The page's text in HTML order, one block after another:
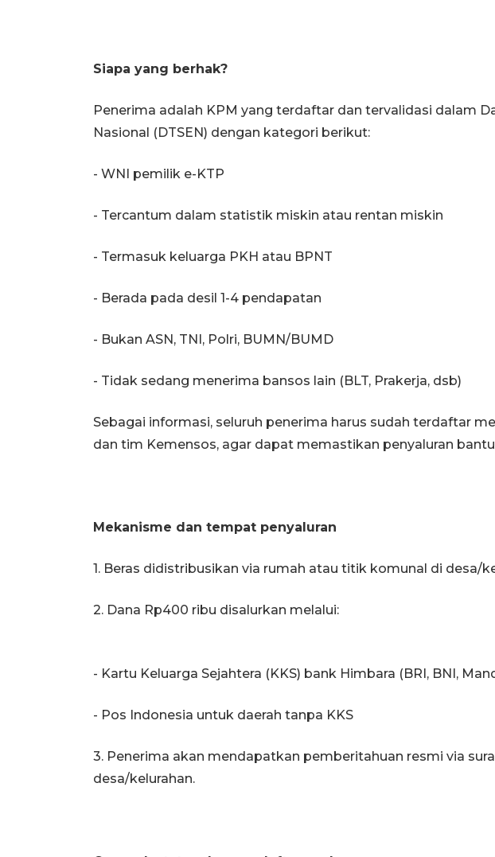
Siapa yang berhak?
Penerima adalah KPM yang terdaftar dan tervalidasi dalam
Nasional (DTSEN) dengan kategori berikut:
- WNI pemilik e-KTP
- Tercantum dalam statistik miskin atau rentan miskin
- Termasuk keluarga PKH atau BPNT
- Berada pada desil 1-4 pendapatan
- Bukan ASN, TNI, Polri, BUMN/BUMD
- Tidak sedang menerima bansos lain (BLT, Prakerja, dsb)
Sebagai informasi, seluruh penerima harus sudah terdaftar
dan tim Kemensos, agar dapat memastikan penyaluran
Mekanisme dan tempat penyaluran
1. Beras didistribusikan via rumah atau titik komunal di desa/
2. Dana Rp400 ribu disalurkan melalui:
- Kartu Keluarga Sejahtera (KKS) bank Himbara (BRI, BNI,
- Pos Indonesia untuk daerah tanpa KKS
3. Penerima akan mendapatkan pemberitahuan resmi via
desa/kelurahan.